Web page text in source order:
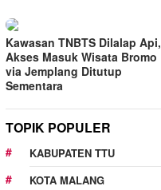
Kawasan TNBTS Dilalap Api,
Akses Masuk Wisata Bromo
via Jemplang Ditutup
Sementara
TOPIK POPULER
KABUPATEN TTU
KOTA MALANG